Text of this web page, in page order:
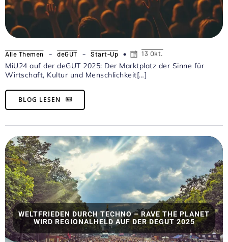
Alle Themen - deGUT - Start-Up 13 Okt.
MiU24 auf der deGUT 2025: Der Marktplatz der Sinne für
Wirtschaft, Kultur und Menschlichkeit[…]
BLOG LESEN
WELTFRIEDEN DURCH TECHNO – RAVE THE PLANET
WIRD REGIONALHELD AUF DER DEGUT 2025